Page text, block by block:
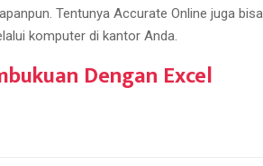
Tentunya Accurate Online juga bisa
komputer di kantor Anda.
Dengan Excel